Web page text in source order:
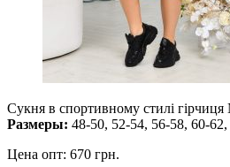
Сукня в спортивному стилі
Размеры: 48-50, 52-54, 56-58, 60-
Цена опт: 670 грн.